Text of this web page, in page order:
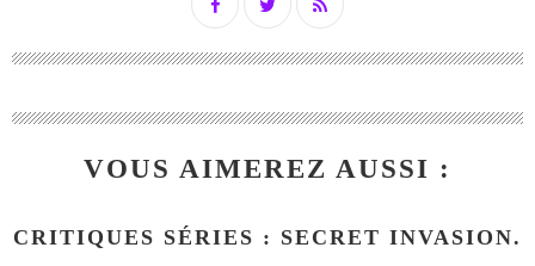
VOUS AIMEREZ AUSSI :
CRITIQUES SÉRIES : SECRET INVASION.